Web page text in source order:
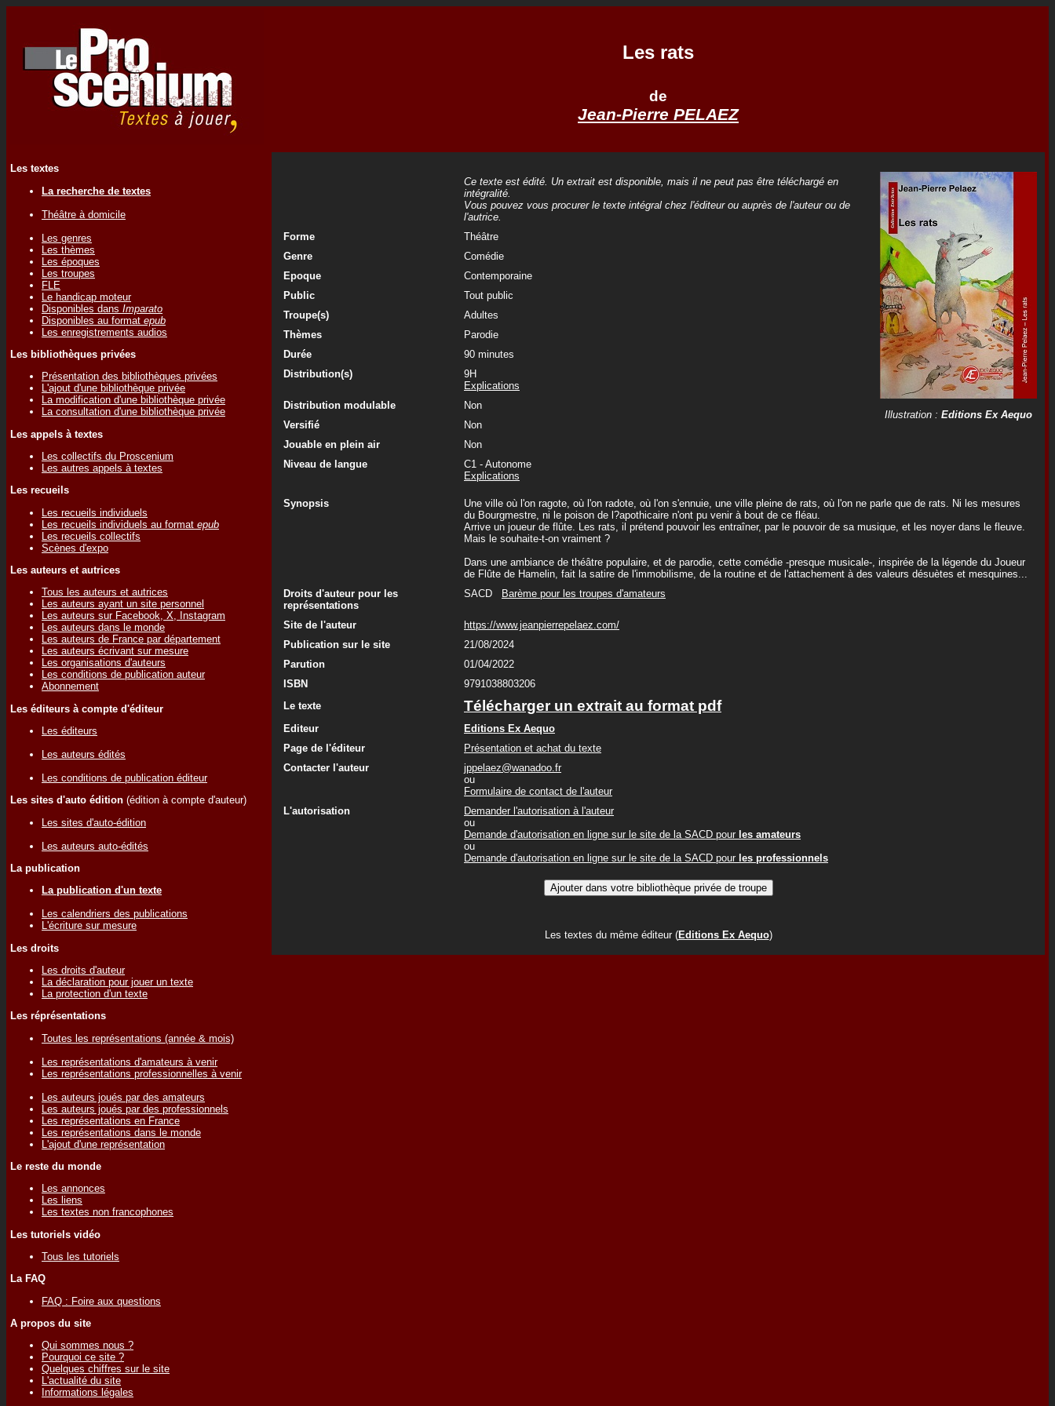
Les rats
de
Jean-Pierre PELAEZ
Les textes
La recherche de textes
Théâtre à domicile
Les genres
Les thèmes
Les époques
Les troupes
FLE
Le handicap moteur
Disponibles dans Imparato
Disponibles au format epub
Les enregistrements audios
Les bibliothèques privées
Présentation des bibliothèques privées
L'ajout d'une bibliothèque privée
La modification d'une bibliothèque privée
La consultation d'une bibliothèque privée
Les appels à textes
Les collectifs du Proscenium
Les autres appels à textes
Les recueils
Les recueils individuels
Les recueils individuels au format epub
Les recueils collectifs
Scènes d'expo
Les auteurs et autrices
Tous les auteurs et autrices
Les auteurs ayant un site personnel
Les auteurs sur Facebook, X, Instagram
Les auteurs dans le monde
Les auteurs de France par département
Les auteurs écrivant sur mesure
Les organisations d'auteurs
Les conditions de publication auteur
Abonnement
Les éditeurs à compte d'éditeur
Les éditeurs
Les auteurs édités
Les conditions de publication éditeur
Les sites d'auto édition (édition à compte d'auteur)
Les sites d'auto-édition
Les auteurs auto-édités
La publication
La publication d'un texte
Les calendriers des publications
L'écriture sur mesure
Les droits
Les droits d'auteur
La déclaration pour jouer un texte
La protection d'un texte
Les réprésentations
Toutes les représentations (année & mois)
Les représentations d'amateurs à venir
Les représentations professionnelles à venir
Les auteurs joués par des amateurs
Les auteurs joués par des professionnels
Les représentations en France
Les représentations dans le monde
L'ajout d'une représentation
Le reste du monde
Les annonces
Les liens
Les textes non francophones
Les tutoriels vidéo
Tous les tutoriels
La FAQ
FAQ : Foire aux questions
A propos du site
Qui sommes nous ?
Pourquoi ce site ?
Quelques chiffres sur le site
L'actualité du site
Informations légales
Ce texte est édité. Un extrait est disponible, mais il ne peut pas être téléchargé en
intégralité.
Vous pouvez vous procurer le texte intégral chez l'éditeur ou auprès de l'auteur ou de
l'autrice.
Forme
Théâtre
Genre
Comédie
Epoque
Contemporaine
Public
Tout public
Troupe(s)
Adultes
Thèmes
Parodie
Durée
90 minutes
Distribution(s)
9H
Explications
Distribution modulable
Non
Versifié
Non
Jouable en plein air
Non
Niveau de langue
C1 - Autonome
Explications
Illustration : Editions Ex Aequo
Synopsis
Une ville où l'on ragote, où l'on radote, où l'on s'ennuie, une ville pleine de rats, où l'on ne parle que de rats. Ni les mesures
du Bourgmestre, ni le poison de l?apothicaire n'ont pu venir à bout de ce fléau.
Arrive un joueur de flûte. Les rats, il prétend pouvoir les entraîner, par le pouvoir de sa musique, et les noyer dans le fleuve.
Mais le souhaite-t-on vraiment ?
Dans une ambiance de théâtre populaire, et de parodie, cette comédie -presque musicale-, inspirée de la légende du Joueur
de Flûte de Hamelin, fait la satire de l'immobilisme, de la routine et de l'attachement à des valeurs désuètes et mesquines...
Droits d'auteur pour les
représentations
SACD Barème pour les troupes d'amateurs
Site de l'auteur
https://www.jeanpierrepelaez.com/
Publication sur le site
21/08/2024
Parution
01/04/2022
ISBN
9791038803206
Le texte
Télécharger un extrait au format pdf
Editeur
Editions Ex Aequo
Page de l'éditeur
Présentation et achat du texte
Contacter l'auteur
jppelaez@wanadoo.fr
ou
Formulaire de contact de l'auteur
L'autorisation
Demander l'autorisation à l'auteur
ou
Demande d'autorisation en ligne sur le site de la SACD pour les amateurs
ou
Demande d'autorisation en ligne sur le site de la SACD pour les professionnels
Les textes du même éditeur (Editions Ex Aequo)